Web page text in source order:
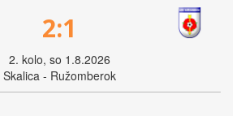
2:1
2. kolo, so 1.8.2026
Skalica - Ružomberok